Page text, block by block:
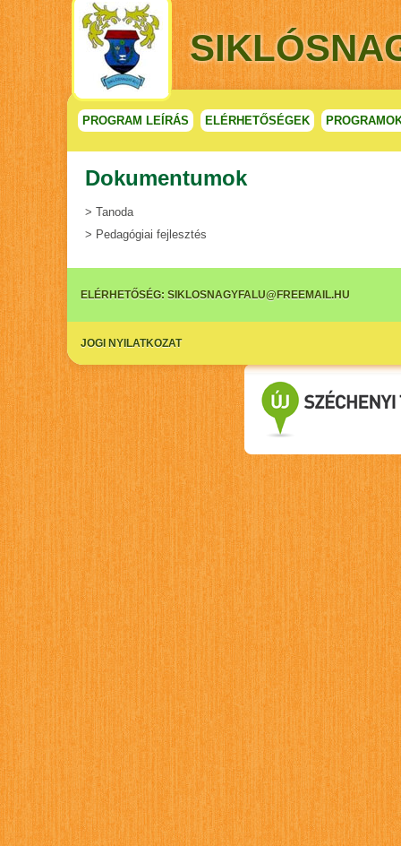
PROGRAM LEÍRÁS ELÉRHETŐSÉGEK
Dokumentumok
> Tanoda
> Pedagógiai fejlesztés
ELÉRHETŐSÉG: SIKLOSNAGYFALU@FREEMAIL.HU
JOGI NYILATKOZAT